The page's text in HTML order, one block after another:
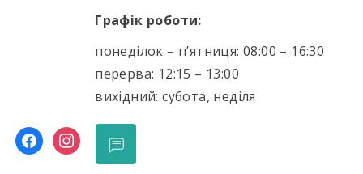
Графік роботи:
понеділок – п’ятниця: 08:00 – 16:30
перерва: 12:15 – 13:00
вихідний: субота, неділя
facebookinstagram